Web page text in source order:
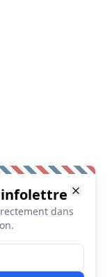
infolettre
dans